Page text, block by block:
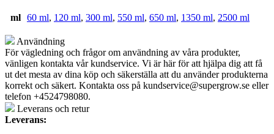
ml 60 ml, 120 ml, 300 ml, 550 ml, 650 ml, 1350 ml, 2500 ml
Användning
För vägledning och frågor om användning av våra produkter,
vänligen kontakta vår kundservice. Vi är här för att hjälpa dig att få
ut det mesta av dina köp och säkerställa att du använder produkterna
korrekt och säkert. Kontakta oss på kundservice@supergrow.se eller
telefon +4524798080.
Leverans och retur
Leverans: